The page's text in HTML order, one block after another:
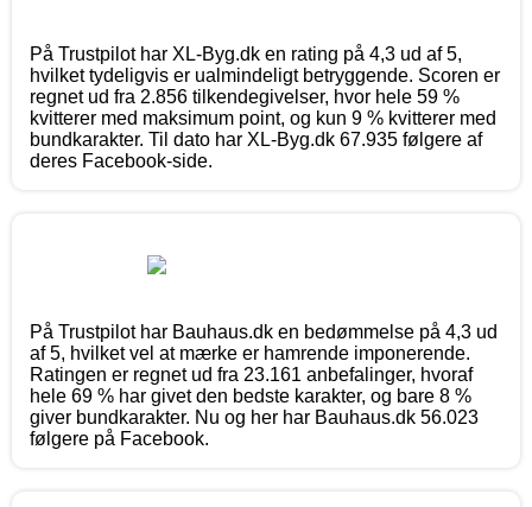
På Trustpilot har XL-Byg.dk en rating på 4,3 ud af 5,
hvilket tydeligvis er ualmindeligt betryggende. Scoren er
regnet ud fra 2.856 tilkendegivelser, hvor hele 59 %
kvitterer med maksimum point, og kun 9 % kvitterer med
bundkarakter. Til dato har XL-Byg.dk 67.935 følgere af
deres Facebook-side.
På Trustpilot har Bauhaus.dk en bedømmelse på 4,3 ud
af 5, hvilket vel at mærke er hamrende imponerende.
Ratingen er regnet ud fra 23.161 anbefalinger, hvoraf
hele 69 % har givet den bedste karakter, og bare 8 %
giver bundkarakter. Nu og her har Bauhaus.dk 56.023
følgere på Facebook.